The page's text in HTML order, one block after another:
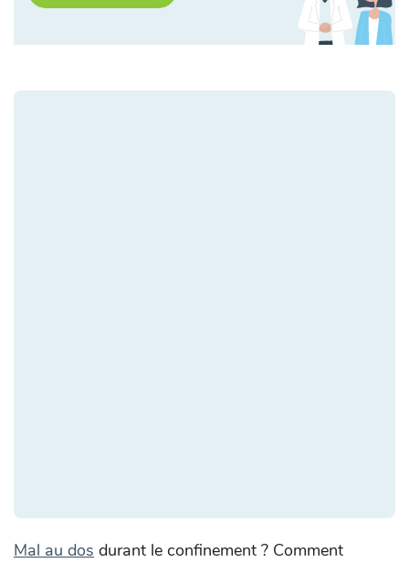
Mal au dos durant le confinement ? Comment